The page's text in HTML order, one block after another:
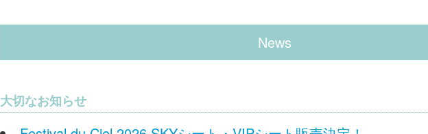
News
大切なお知らせ